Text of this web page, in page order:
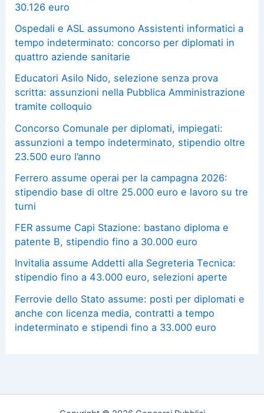
30.126 euro
Ospedali e ASL assumono Assistenti informatici a
tempo indeterminato: concorso per diplomati in
quattro aziende sanitarie
Educatori Asilo Nido, selezione senza prova
scritta: assunzioni nella Pubblica Amministrazione
tramite colloquio
Concorso Comunale per diplomati, impiegati:
assunzioni a tempo indeterminato, stipendio oltre
23.500 euro l’anno
Ferrero assume operai per la campagna 2026:
stipendio base di oltre 25.000 euro e lavoro su tre
turni
FER assume Capi Stazione: bastano diploma e
patente B, stipendio fino a 30.000 euro
Invitalia assume Addetti alla Segreteria Tecnica:
stipendio fino a 43.000 euro, selezioni aperte
Ferrovie dello Stato assume: posti per diplomati e
anche con licenza media, contratti a tempo
indeterminato e stipendi fino a 33.000 euro